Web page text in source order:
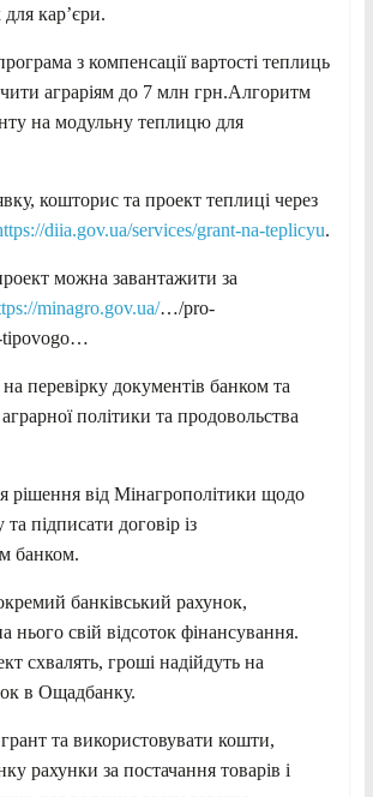
кар’єри.
з компенсації вартості теплиць
аграріям до 7 млн грн.Алгоритм
на модульну теплицю для
кошторис та проект теплиці через
diia.gov.ua/services/grant-na-teplicyu.
можна завантажити за
minagro.gov.ua/…/pro-
tipovogo…
перевірку документів банком та
політики та продовольства
рішення від Мінагрополітики щодо
підписати договір із
банком.
банківський рахунок,
нього свій відсоток фінансування.
схвалять, гроші надійдуть на
в Ощадбанку.
та використовувати кошти,
рахунки за постачання товарів і